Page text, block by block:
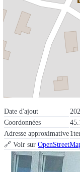
Date d'ajout
Coordonnées
Adresse approximative
🔗 Voir sur